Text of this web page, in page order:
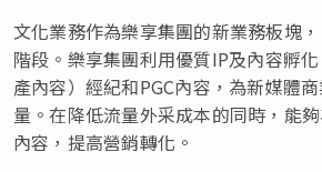
文化業務作為樂享集團的新業務板塊
階段。樂享集團利用優質IP及內容孵
產內容）經紀和PGC內容，為新媒體
量。在降低流量外采成本的同時，能
內容，提高營銷轉化。